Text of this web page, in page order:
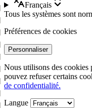
Français
Tous les systèmes sont
Préférences de cookies
Personnaliser
Nous utilisons des cookies
pouvez refuser certains
de confidentialité.
Langue